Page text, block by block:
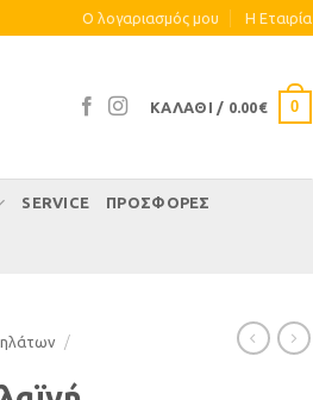
Ο λογαριασμός μου Η Eταιρία
ΚΑΛΆΘΙ / 0.00€ 0
SERVICE ΠΡΟΣΦΟΡΕΣ
/